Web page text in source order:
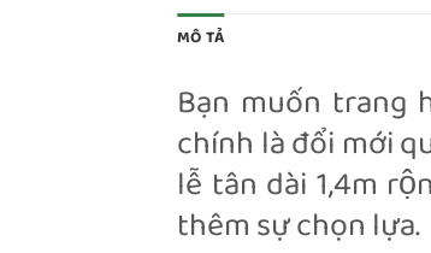
MÔ TẢ
Bạn muốn trang
chính là đổi mới
lễ tân dài 1,4m
thêm sự chọn lựa.